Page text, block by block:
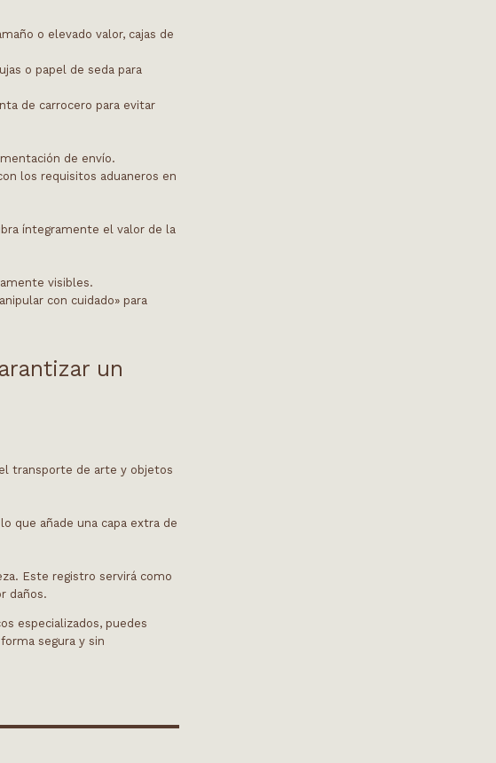
o elevado valor, cajas de
o papel de seda para
de carrocero para evitar
de envío.
los requisitos aduaneros en
íntegramente el valor de la
visibles.
con cuidado» para
un
transporte de arte y objetos
que añade una capa extra de
Este registro servirá como
daños.
especializados, puedes
segura y sin